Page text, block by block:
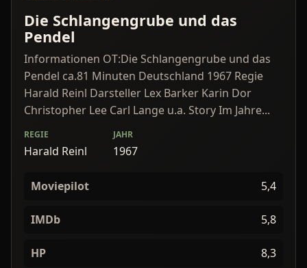
Die Schlangengrube und das
Pendel
Informationen OT:Die Schlangengrube und das
Pendel ca.81 Minuten Deutschland 1967 Regie
Harald Reinl Darsteller Lex Barker Karin Dor
Christopher Lee Carl Lange u.a. Story Im Jahre...
REGIE
Harald Reinl
JAHR
1967
Moviepilot 5,4
IMDb 5,8
HP 8,3